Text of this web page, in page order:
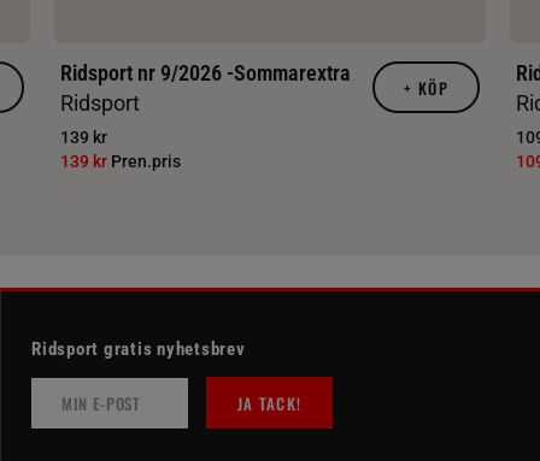
Ridsport nr 9/2026 -Sommarextra
Ridsport
139 kr
139 kr Pren.pris
+ KÖP
Ridsport gratis nyhetsbrev
JA TACK!